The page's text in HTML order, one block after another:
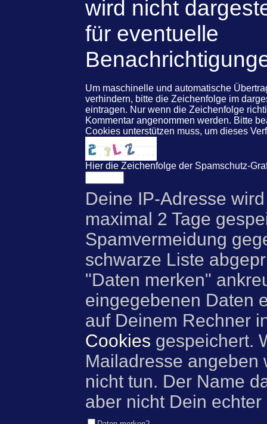
wird nicht
für eventuelle
Um maschinelle und automatische
verhindern, bitte die Zeichenfolge im
eintragen. Nur wenn die Zeichenfolge
Kommentar angenommen werden. Bitte
Cookies unterstützen muss, um dieses
Hier die Zeichenfolge der Spamschutz-
Deine IP-Adresse
maximal 2 Tage
Spamvermeidung
schwarze Liste
"Daten merken"
eingegebenen Daten
auf Deinem Rechner
Cookies gespeichert.
Mailadresse angeben
nicht tun. Der Name
aber nicht Dein